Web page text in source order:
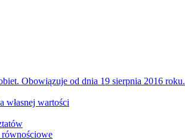
Obowiązuje od dnia 19 sierpnia 2016 roku.
własnej wartości
równościowe